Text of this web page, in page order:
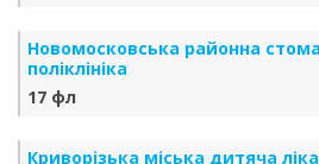
Новомосковська районна
поліклініка
17 фл
Криворізька міська дитяча